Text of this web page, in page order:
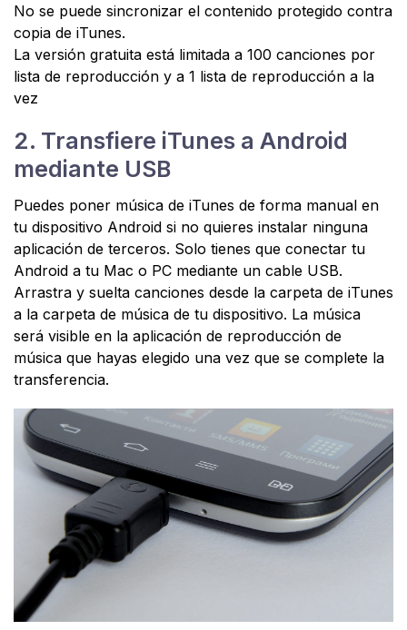
No se puede sincronizar el contenido protegido contra
copia de iTunes.
La versión gratuita está limitada a 100 canciones por
lista de reproducción y a 1 lista de reproducción a la
vez
2. Transfiere iTunes a Android
mediante USB
Puedes poner música de iTunes de forma manual en
tu dispositivo Android si no quieres instalar ninguna
aplicación de terceros. Solo tienes que conectar tu
Android a tu Mac o PC mediante un cable USB.
Arrastra y suelta canciones desde la carpeta de iTunes
a la carpeta de música de tu dispositivo. La música
será visible en la aplicación de reproducción de
música que hayas elegido una vez que se complete la
transferencia.